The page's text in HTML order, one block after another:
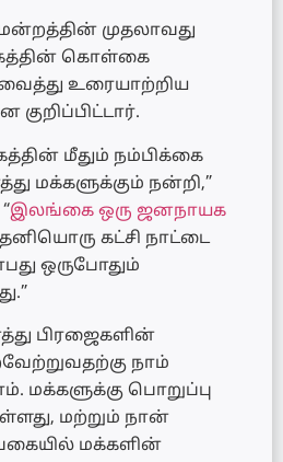
முதலாவது
கொள்கை
உரையாற்றிய
மீதும் நம்பிக்கை
மக்களுக்கும் நன்றி,”
இலங்கை ஒரு ஜனநாயக
கட்சி நாட்டை
ஒருபோதும்
பிரஜைகளின்
நாம்
மக்களுக்கு பொறுப்பு
மற்றும் நான்
மக்களின்